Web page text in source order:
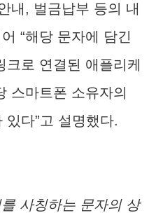
내, 벌금납부 등의 내
“해당 문자에 담긴
로 연결된 애플리케
스마트폰 소유자의
다”고 설명했다.
사칭하는 문자의 상